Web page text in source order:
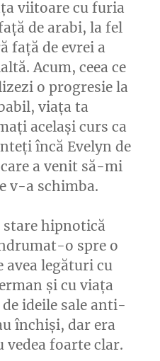
viitoare cu furia
de arabi, la fel
față de evrei a
Acum, ceea ce
o progresie la
viața ta
același curs ca
încă Evelyn de
a venit să-mi
v-a schimba.
hipnotică
o spre o
avea legături cu
și cu viața
ideile sale anti-
închiși, dar era
vedea foarte clar.